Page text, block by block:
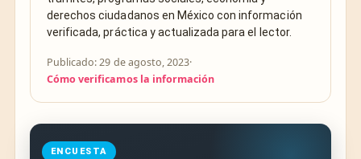
derechos ciudadanos en México con información
verificada, práctica y actualizada para el lector.
Publicado: 29 de agosto, 2023·
Cómo verificamos la información
ENCUESTA